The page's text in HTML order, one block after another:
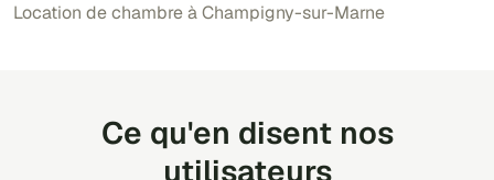
Location de chambre à Champigny-sur-Marne
Ce qu'en disent nos
utilisateurs